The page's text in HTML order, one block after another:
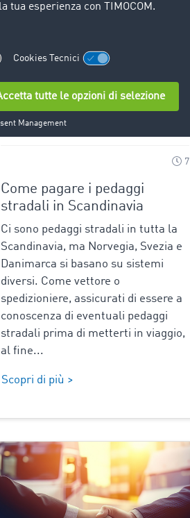
7
Come pagare i pedaggi
stradali in Scandinavia
Ci sono pedaggi stradali in tutta la
Scandinavia, ma Norvegia, Svezia e
Danimarca si basano su sistemi
diversi. Come vettore o
spedizioniere, assicurati di essere a
conoscenza di eventuali pedaggi
stradali prima di metterti in viaggio,
al fine...
Scopri di più >